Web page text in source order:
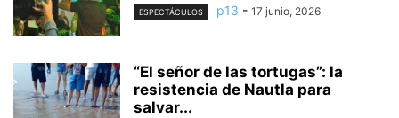
ESPECTÁCULOS p13 - 17 junio, 2026
“El señor de las tortugas”: la
resistencia de Nautla para
salvar...